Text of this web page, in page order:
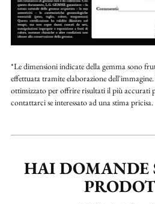
*Le dimensioni indicate della gemma sono
effettuata tramite elaborazione dell'immagine.
ottimizzato per offrire risultati il più accurati
contattarci se interessato ad una stima pricisa.
HAI DOMANDE